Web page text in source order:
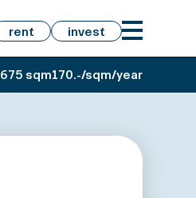
rent invest
675 sqm170.-/sqm/year